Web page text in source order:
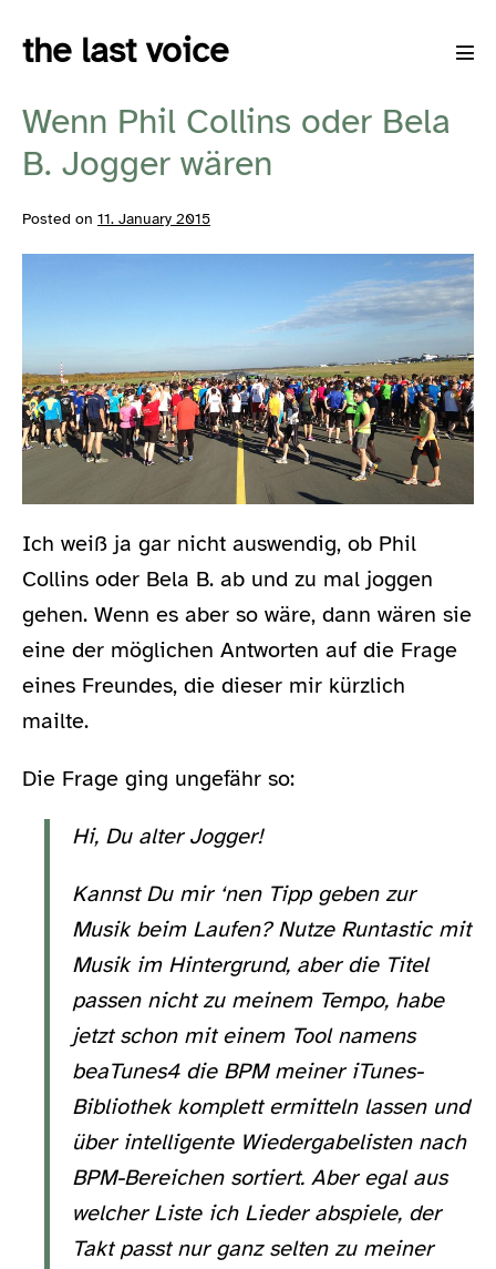
the last voice
Wenn Phil Collins oder Bela
B. Jogger wären
Posted on 11. January 2015
Ich weiß ja gar nicht auswendig, ob Phil
Collins oder Bela B. ab und zu mal joggen
gehen. Wenn es aber so wäre, dann wären sie
eine der möglichen Antworten auf die Frage
eines Freundes, die dieser mir kürzlich
mailte.
Die Frage ging ungefähr so:
Hi, Du alter Jogger!
Kannst Du mir ‘nen Tipp geben zur
Musik beim Laufen? Nutze Runtastic mit
Musik im Hintergrund, aber die Titel
passen nicht zu meinem Tempo, habe
jetzt schon mit einem Tool namens
beaTunes4 die BPM meiner iTunes-
Bibliothek komplett ermitteln lassen und
über intelligente Wiedergabelisten nach
BPM-Bereichen sortiert. Aber egal aus
welcher Liste ich Lieder abspiele, der
Takt passt nur ganz selten zu meiner